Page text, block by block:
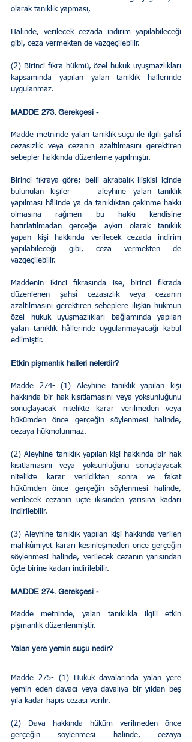
olarak tanıklık yapması,
Halinde, verilecek cezada indirim yapılabileceği
gibi, ceza vermekten de vazgeçilebilir.
(2) Birinci fıkra hükmü, özel hukuk uyuşmazlıkları
kapsamında yapılan yalan tanıklık hallerinde
uygulanmaz.
MADDE 273. Gerekçesi -
Madde metninde yalan tanıklık suçu ile ilgili şahsî
cezasızlık veya cezanın azaltılmasını gerektiren
sebepler hakkında düzenleme yapılmıştır.
Birinci fıkraya göre; belli akrabalık ilişkisi içinde
bulunulan kişiler    aleyhine yalan tanıklık
yapılması hâlinde ya da tanıklıktan çekinme hakkı
olmasına rağmen bu hakkı kendisine
hatırlatılmadan gerçeğe aykırı olarak tanıklık
yapan kişi hakkında verilecek cezada indirim
yapılabileceği gibi, ceza vermekten de
vazgeçilebilir.
Maddenin ikinci fıkrasında ise, birinci fıkrada
düzenlenen şahsî cezasızlık veya cezanın
azaltılmasını gerektiren sebeplere ilişkin hükmün
özel hukuk uyuşmazlıkları bağlamında yapılan
yalan tanıklık hâllerinde uygulanmayacağı kabul
edilmiştir.
Etkin pişmanlık halleri nelerdir?
Madde 274- (1) Aleyhine tanıklık yapılan kişi
hakkında bir hak kısıtlamasını veya yoksunluğunu
sonuçlayacak nitelikte karar verilmeden veya
hükümden önce gerçeğin söylenmesi halinde,
cezaya hükmolunmaz.
(2) Aleyhine tanıklık yapılan kişi hakkında bir hak
kısıtlamasını veya yoksunluğunu sonuçlayacak
nitelikte karar verildikten sonra ve fakat
hükümden önce gerçeğin söylenmesi halinde,
verilecek cezanın üçte ikisinden yarısına kadarı
indirilebilir.
(3) Aleyhine tanıklık yapılan kişi hakkında verilen
mahkûmiyet kararı kesinleşmeden önce gerçeğin
söylenmesi halinde, verilecek cezanın yarısından
üçte birine kadarı indirilebilir.
MADDE 274. Gerekçesi -
Madde metninde, yalan tanıklıkla ilgili etkin
pişmanlık düzenlenmiştir.
Yalan yere yemin suçu nedir?
Madde 275- (1) Hukuk davalarında yalan yere
yemin eden davacı veya davalıya bir yıldan beş
yıla kadar hapis cezası verilir.
(2) Dava hakkında hüküm verilmeden önce
gerçeğin söylenmesi halinde, cezaya